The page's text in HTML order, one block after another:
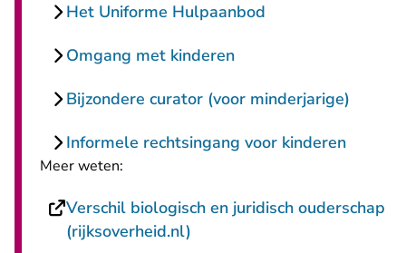
Het Uniforme Hulpaanbod
Omgang met kinderen
Bijzondere curator (voor minderjarige)
Informele rechtsingang voor kinderen
Meer weten:
Verschil biologisch en juridisch ouderschap
(rijksoverheid.nl)